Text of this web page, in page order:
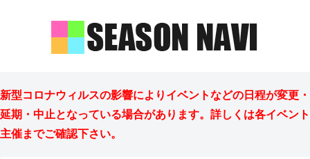
新型コロナウィルスの影響によりイベントなどの日程が変更・
延期・中止となっている場合があります。詳しくは各イベント
主催までご確認下さい。